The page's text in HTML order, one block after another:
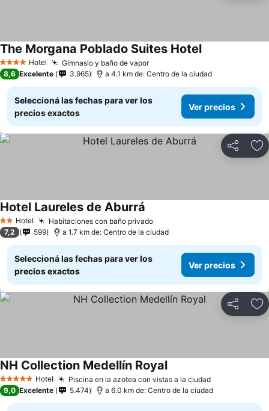
4 EstrellasHotel Gimnasio y baño de vapor
The Morgana Poblado Suites Hotel
8,6 Excelente 3.965 a 4.1 km de: Centro de la ciudad
Seleccioná las fechas para ver los
precios exactos
Ver precios
Compartir
2 Estrellas
Hotel Habitaciones con baño privado
Hotel Laureles de Aburrá
7,2 599 a 1.7 km de: Centro de la ciudad
Seleccioná las fechas para ver los
precios exactos
Ver precios
Compartir
5 Estrellas Hotel Piscina en la azotea con vistas a la ciudad
NH Collection Medellín Royal
9,0 Excelente 5.474 a 6.0 km de: Centro de la ciudad